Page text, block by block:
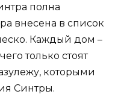
полна
внесена в список
Каждый дом –
только стоят
которыми
Синтры.